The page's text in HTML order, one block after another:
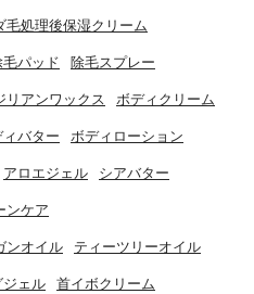
毛処理後保湿クリーム
毛パッド 除毛スプレー
リアンワックス ボディクリーム
ィバター ボディローション
アロエジェル シアバター
ンケア
ンオイル ティーツリーオイル
ジェル 首イボクリーム